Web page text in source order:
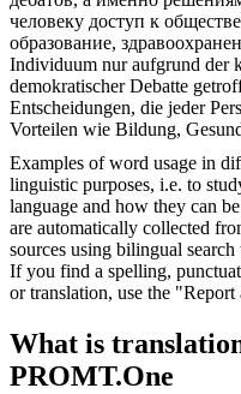
человеку доступ к
образование,
Individuum nur aufgrund der
demokratischer Debatte
Entscheidungen, die jeder
Vorteilen wie Bildung,
Examples of word usage in
linguistic purposes, i.e. to
language and how they can
are automatically collected
sources using bilingual search
If you find a spelling,
or translation, use the
What is
PROMT.One